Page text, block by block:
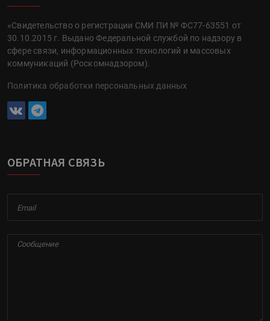
«Свидетельство о регистрации СМИ ПИ № ФС77-63551 от
30.10.2015 г. Выдано Федеральной службой по надзору в
сфере связи, информационных технологий и массовых
коммуникаций (Роскомнадзором).
Политика обработки персональных данных
ОБРАТНАЯ СВЯЗЬ